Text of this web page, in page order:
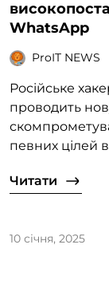
WhatsApp
ProIT NEWS
Російське
проводить
певних цілей
Читати
10 січня, 2025